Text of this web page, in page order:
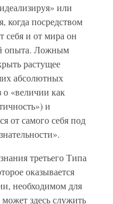
или
когда посредством
себя и от мира он
опыта. Ложным
растущее
абсолютных
«величии как
и
от самого себя под
третьего Типа
оказывается
необходимом для
здесь служить